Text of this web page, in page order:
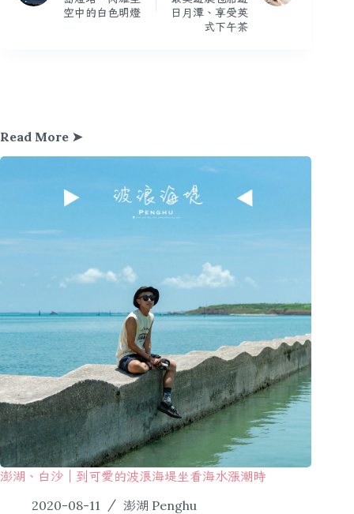
空中的白色明燈
日月潭、享受英
式下午茶
Read More ➤
澎湖、白沙｜到可愛的波浪海堤坐看海水漲潮時
2020-08-11
澎湖 Penghu